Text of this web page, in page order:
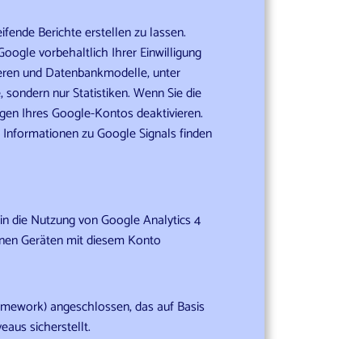
Berichte erstellen zu lassen.
vorbehaltlich Ihrer Einwilligung
und Datenbankmodelle, unter
nur Statistiken. Wenn Sie die
Ihres Google-Kontos deaktivieren.
zu Google Signals finden
die Nutzung von Google Analytics 4
Geräten mit diesem Konto
angeschlossen, das auf Basis
sicherstellt.